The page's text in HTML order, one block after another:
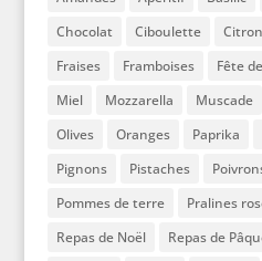
Chocolat
Ciboulette Citron
Fraises
Framboises Fête
Miel
Mozzarella Muscade
Olives
Oranges Paprika
Pignons
Pistaches
Pommes de terre
Pralines
Repas de Noël
Repas de